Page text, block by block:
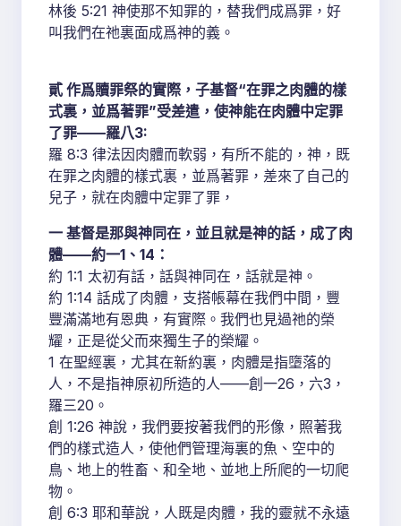
林後 5:21 神使那不知罪的，替我們成爲罪，好
叫我們在祂裏面成爲神的義。
貳 作爲贖罪祭的實際，子基督“在罪之肉體的樣
式裏，並爲著罪”受差遣，使神能在肉體中定罪
了罪——羅八3:
羅 8:3 律法因肉體而軟弱，有所不能的，神，既
在罪之肉體的樣式裏，並爲著罪，差來了自己的
兒子，就在肉體中定罪了罪，
一 基督是那與神同在，並且就是神的話，成了肉
體——約一1、14：
約 1:1 太初有話，話與神同在，話就是神。
約 1:14 話成了肉體，支搭帳幕在我們中間，豐
豐滿滿地有恩典，有實際。我們也見過祂的榮
耀，正是從父而來獨生子的榮耀。
1 在聖經裏，尤其在新約裏，肉體是指墮落的
人，不是指神原初所造的人——創一26，六3，
羅三20。
創 1:26 神說，我們要按著我們的形像，照著我
們的樣式造人，使他們管理海裏的魚、空中的
鳥、地上的牲畜、和全地、並地上所爬的一切爬
物。
創 6:3 耶和華說，人既是肉體，我的靈就不永遠